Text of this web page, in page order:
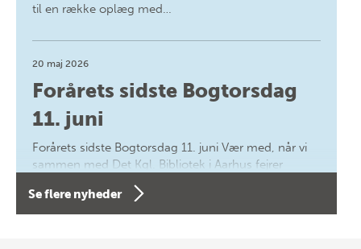
til en række oplæg med…
20 maj 2026
Forårets sidste Bogtorsdag
11. juni
Forårets sidste Bogtorsdag 11. juni Vær med, når vi
sammen med Det Kgl. Bibliotek i Aarhus fejrer
forfatterne bag vores nyes…
Se flere nyheder